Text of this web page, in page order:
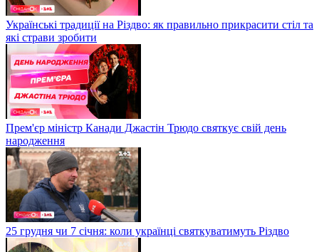
Українські традиції на Різдво: як правильно прикрасити стіл та
які страви зробити
Прем'єр міністр Канади Джастін Трюдо святкує свій день
народження
25 грудня чи 7 січня: коли українці святкуватимуть Різдво